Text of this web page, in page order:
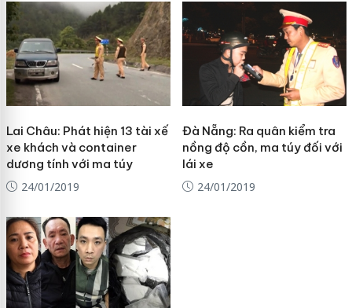
Lai Châu: Phát hiện 13 tài xế
xe khách và container
dương tính với ma túy
24/01/2019
Đà Nẵng: Ra quân kiểm tra
nồng độ cồn, ma túy đối với
lái xe
24/01/2019